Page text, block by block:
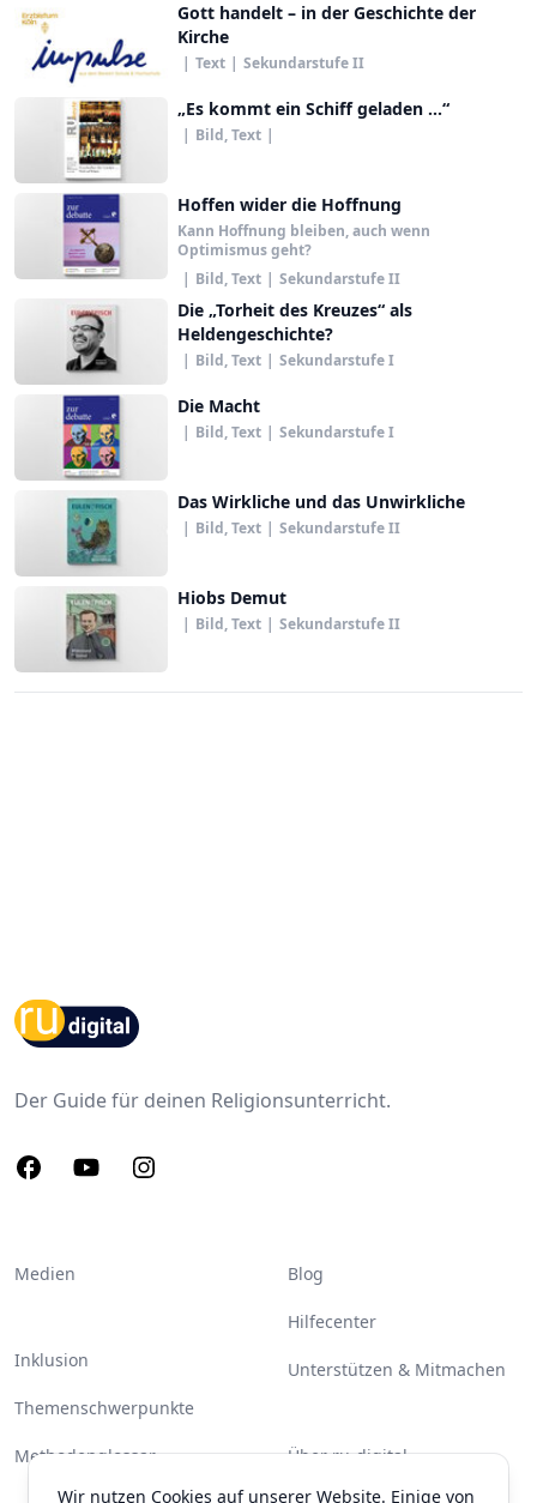
Gott handelt – in der Geschichte der
Kirche
| Text | Sekundarstufe II
„Es kommt ein Schiff geladen ...“
| Bild, Text |
Hoffen wider die Hoffnung
Kann Hoffnung bleiben, auch wenn
Optimismus geht?
| Bild, Text | Sekundarstufe II
Die „Torheit des Kreuzes“ als
Heldengeschichte?
| Bild, Text | Sekundarstufe I
Die Macht
| Bild, Text | Sekundarstufe I
Das Wirkliche und das Unwirkliche
| Bild, Text | Sekundarstufe II
Hiobs Demut
| Bild, Text | Sekundarstufe II
Wir nutzen Cookies auf unserer Website. Einige von
Footer
Der Guide für deinen Religionsunterricht.
FacebookYoutubeInstagram
Medien
Inklusion
Themenschwerpunkte
Methodenglossar
Blog
Hilfecenter
Unterstützen & Mitmachen
Über ru-digital